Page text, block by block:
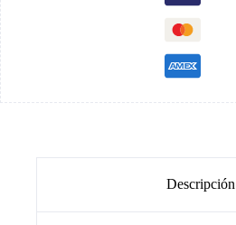
Descripción